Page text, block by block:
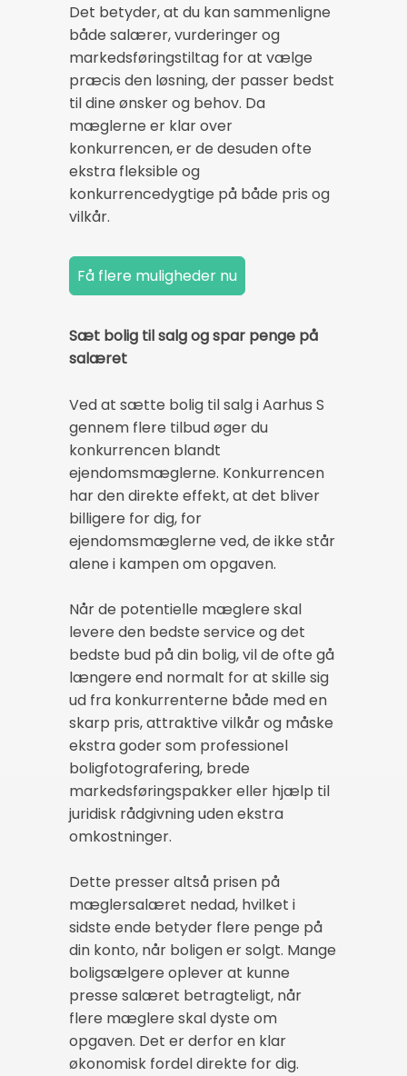
Det betyder, at du kan sammenligne
både salærer, vurderinger og
markedsføringstiltag for at vælge
præcis den løsning, der passer bedst
til dine ønsker og behov. Da
mæglerne er klar over
konkurrencen, er de desuden ofte
ekstra fleksible og
konkurrencedygtige på både pris og
vilkår.
Sæt bolig til salg og spar penge på
salæret
Ved at sætte bolig til salg i Aarhus S
gennem flere tilbud øger du
konkurrencen blandt
ejendomsmæglerne. Konkurrencen
har den direkte effekt, at det bliver
billigere for dig, for
ejendomsmæglerne ved, de ikke står
alene i kampen om opgaven.
Når de potentielle mæglere skal
levere den bedste service og det
bedste bud på din bolig, vil de ofte gå
længere end normalt for at skille sig
ud fra konkurrenterne både med en
skarp pris, attraktive vilkår og måske
ekstra goder som professionel
boligfotografering, brede
markedsføringspakker eller hjælp til
juridisk rådgivning uden ekstra
omkostninger.
Dette presser altså prisen på
mæglersalæret nedad, hvilket i
sidste ende betyder flere penge på
din konto, når boligen er solgt. Mange
boligsælgere oplever at kunne
presse salæret betragteligt, når
flere mæglere skal dyste om
opgaven. Det er derfor en klar
økonomisk fordel direkte for dig.